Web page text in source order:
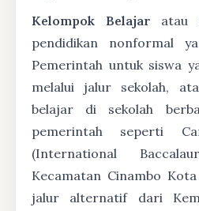
Kelompok Belajar atau
pendidikan nonformal
Pemerintah untuk siswa
melalui jalur sekolah,
belajar di sekolah
pemerintah seperti
(International
Kecamatan Cinambo
jalur alternatif dari